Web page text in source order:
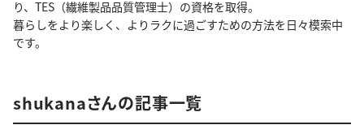
り、TES（繊維製品品質管理士）の資格を取得。
暮らしをより楽しく、よりラクに過ごすための方法を日々模索中
です。
shukanaさんの記事一覧